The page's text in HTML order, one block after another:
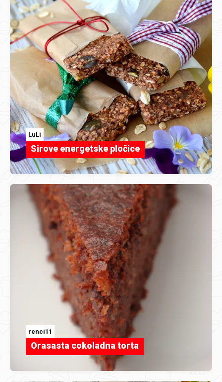
LuLi
Sirove energetske pločice
renci11
Orasasta cokoladna torta